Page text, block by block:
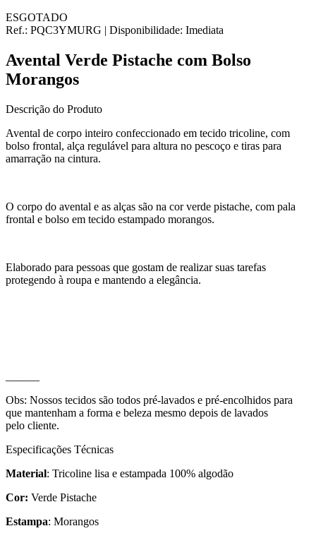
ESGOTADO
Ref.: PQC3YMURG | Disponibilidade: Imediata
Avental Verde Pistache com Bolso
Morangos
Descrição do Produto
Avental de corpo inteiro confeccionado em tecido tricoline, com
bolso frontal, alça regulável para altura no pescoço e tiras para
amarração na cintura.
O corpo do avental e as alças são na cor verde pistache, com pala
frontal e bolso em tecido estampado morangos.
Elaborado para pessoas que gostam de realizar suas tarefas
protegendo à roupa e mantendo a elegância.
Obs: Nossos tecidos são todos pré-lavados e pré-encolhidos para
que mantenham a forma e beleza mesmo depois de lavados
pelo cliente.
Especificações Técnicas
Material: Tricoline lisa e estampada 100% algodão
Cor: Verde Pistache
Estampa: Morangos